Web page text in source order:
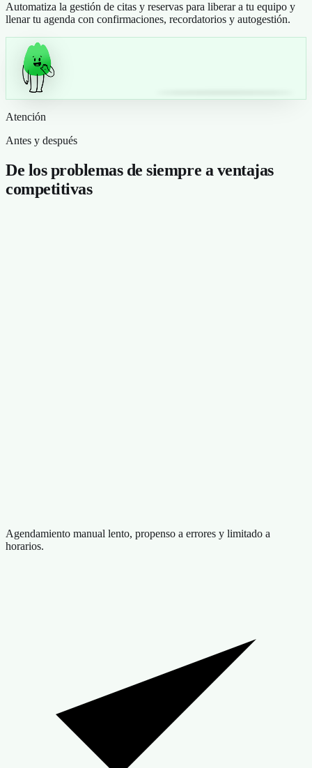
Automatiza la gestión de citas y reservas para liberar a tu equipo y
llenar tu agenda con confirmaciones, recordatorios y autogestión.
Atención
Antes y después
De los problemas de siempre a ventajas
competitivas
Agendamiento manual lento, propenso a errores y limitado a
horarios.